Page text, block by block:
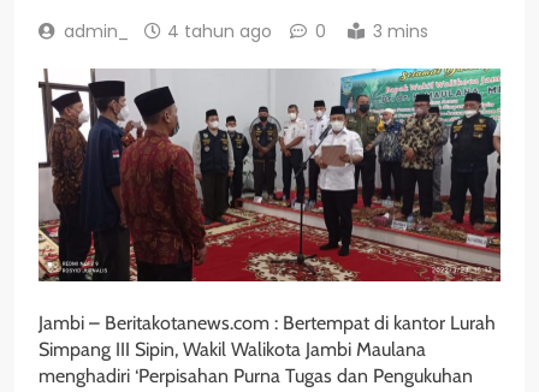
admin_ 4 tahun ago 0 3 mins
Jambi – Beritakotanews.com : Bertempat di kantor Lurah
Simpang III Sipin, Wakil Walikota Jambi Maulana
menghadiri ‘Perpisahan Purna Tugas dan Pengukuhan